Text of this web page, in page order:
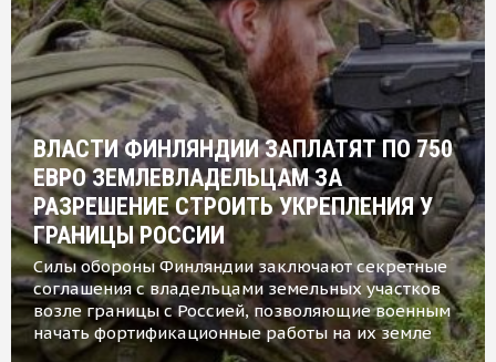
ВЛАСТИ ФИНЛЯНДИИ ЗАПЛАТЯТ ПО 750
ЕВРО ЗЕМЛЕВЛАДЕЛЬЦАМ ЗА
РАЗРЕШЕНИЕ СТРОИТЬ УКРЕПЛЕНИЯ У
ГРАНИЦЫ РОССИИ
Силы обороны Финляндии заключают секретные
соглашения с владельцами земельных участков
возле границы с Россией, позволяющие военным
начать фортификационные работы на их земле